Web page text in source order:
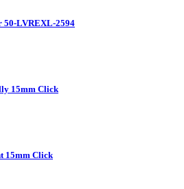
50-LVREXL-2594
15mm Click
15mm Click